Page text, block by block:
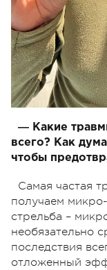
― Какие
всего? Как
чтобы
Самая частая
получаем
стрельба –
необязательно
последствия
отложенный